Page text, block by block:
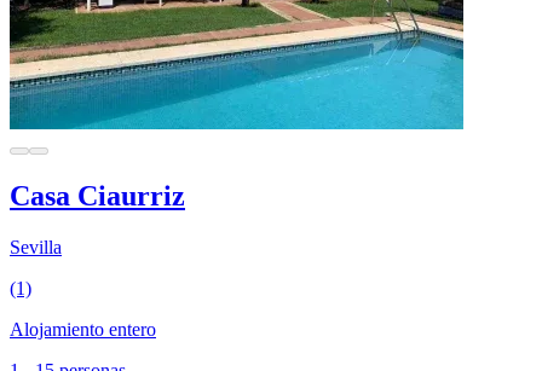
Casa Ciaurriz
Sevilla
(1)
Alojamiento entero